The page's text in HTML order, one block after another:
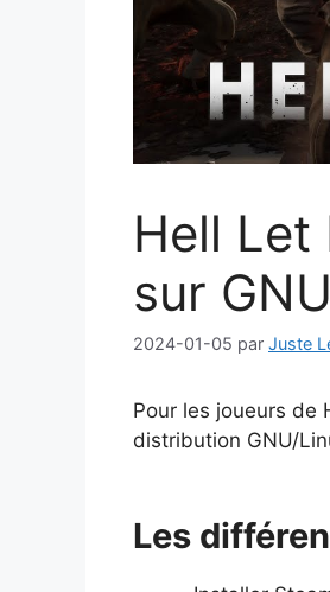
Hell Let
sur
2024-01-05 par Juste
Pour les joueurs de
distribution GNU/
Les